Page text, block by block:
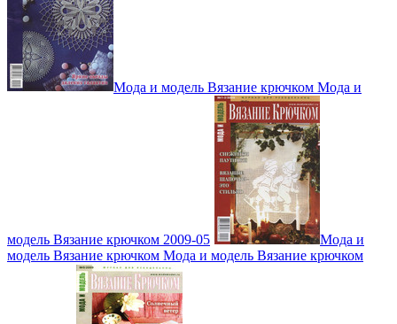
Мода и модель Вязание крючком Мода и
модель Вязание крючком 2009-05
Мода и
модель Вязание крючком Мода и модель Вязание крючком